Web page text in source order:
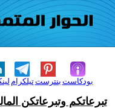
تيلكرامبنترست بودكاست
تبرعاتكم وتبرعاتكن